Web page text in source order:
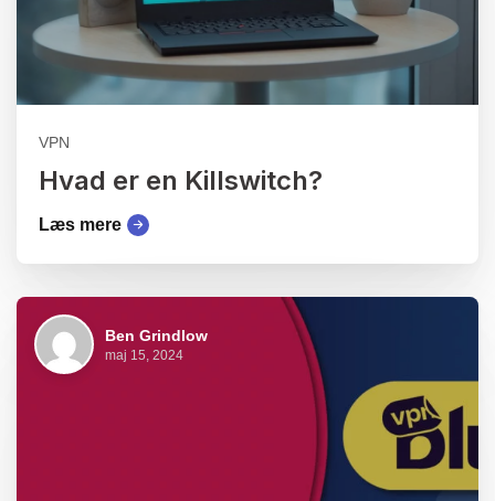
VPN
Hvad er en Killswitch?
Læs mere
Ben Grindlow
maj 15, 2024